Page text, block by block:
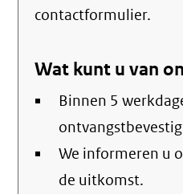
contactformulier.
Wat kunt u van
Binnen 5
We informeren u
de uitkomst.